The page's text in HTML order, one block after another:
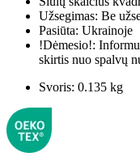
Užsegimas: Be
Pasiūta: Ukrainoje
!Dėmesio!:
skirtis nuo spalvų
Svoris: 0.135 kg